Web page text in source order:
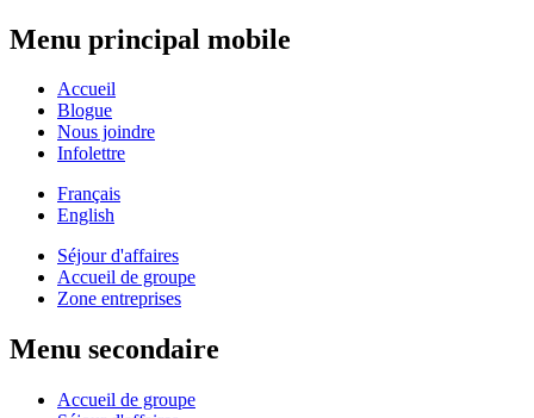
Menu principal mobile
Accueil
Blogue
Nous joindre
Infolettre
Français
English
Séjour d'affaires
Accueil de groupe
Zone entreprises
Menu secondaire
Accueil de groupe